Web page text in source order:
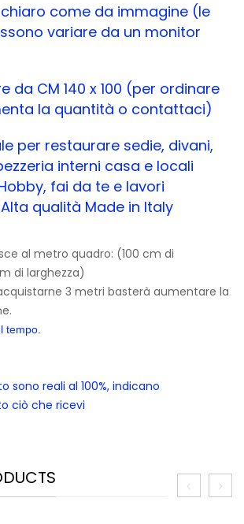
come da immagine (le
variare da un monitor
da CM 140 x 100 (per ordinare
la quantità o contattaci)
per restaurare sedie, divani,
interni casa e locali
fai da te e lavori
qualità Made in Italy
al metro quadro: (100 cm di
di larghezza)
3 metri basterà aumentare la
tempo.
sono reali al 100%, indicano
ciò che ricevi